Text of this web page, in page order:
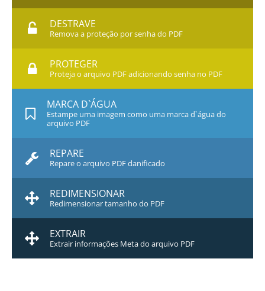
DESTRAVE
Remova a proteção por senha do PDF
PROTEGER
Proteja o arquivo PDF adicionando senha no PDF
MARCA D`ÁGUA
Estampe uma imagem como uma marca d`água do
arquivo PDF
REPARE
Repare o arquivo PDF danificado
REDIMENSIONAR
Redimensionar tamanho do PDF
EXTRAIR
Extrair informações Meta do arquivo PDF